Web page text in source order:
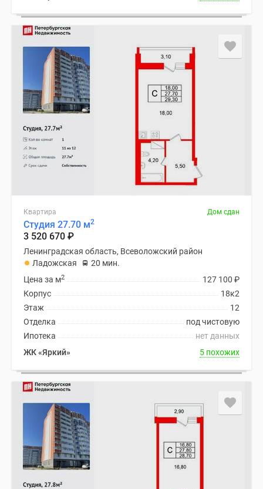
Квартира Дом сдан
Студия 27.70 м2
3 520 670 ₽
Ленинградская область, Всеволожский район
Ладожская
20 мин.
127 100 ₽
Цена за м2
18к2
Корпус
12
Этаж
под чистовую
Отделка
нет данных
Ипотека
ЖК «Яркий»
5 похожих